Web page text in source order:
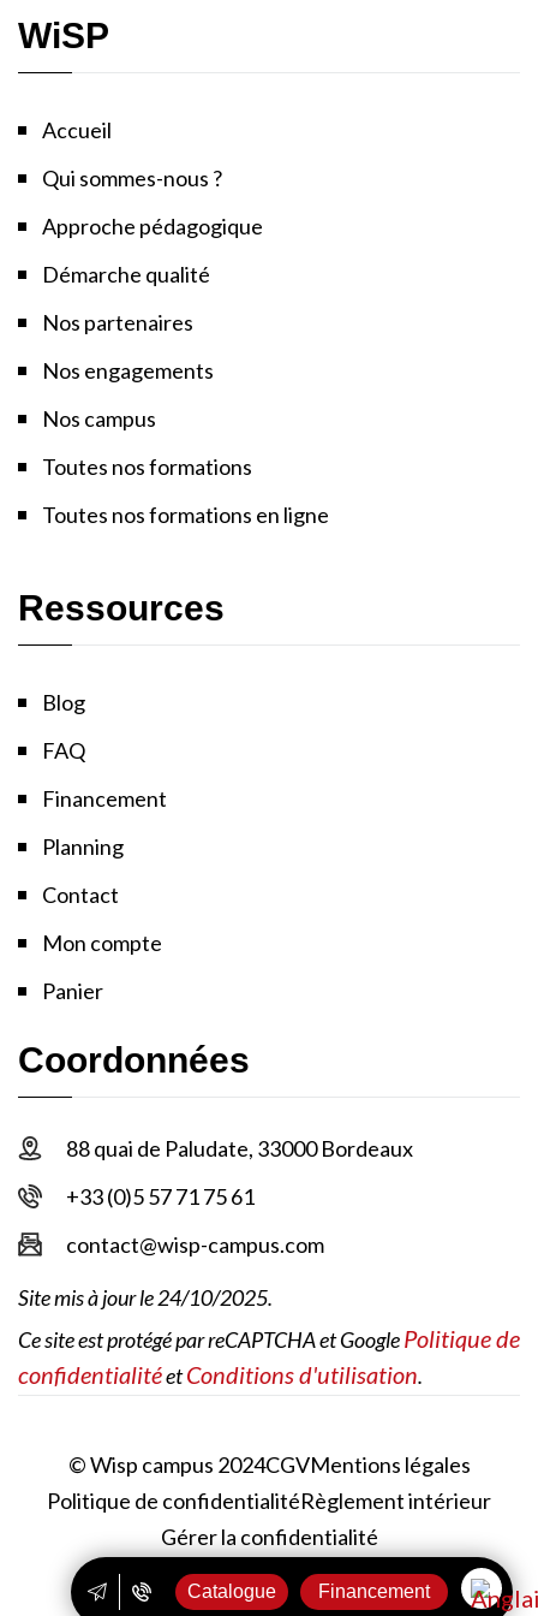
Catalogue Financement
WiSP
Accueil
Qui sommes-nous ?
Approche pédagogique
Démarche qualité
Nos partenaires
Nos engagements
Nos campus
Toutes nos formations
Toutes nos formations en ligne
Ressources
Blog
FAQ
Financement
Planning
Contact
Mon compte
Panier
Coordonnées
88 quai de Paludate, 33000 Bordeaux
+33 (0)5 57 71 75 61
contact@wisp-campus.com
Site mis à jour le 24/10/2025.
Ce site est protégé par reCAPTCHA et GooglePolitique de
confidentialitéetConditions d'utilisation.
© Wisp campus 2024CGVMentions légales
Politique de confidentialitéRèglement intérieur
Gérer la confidentialité
Réalisé par